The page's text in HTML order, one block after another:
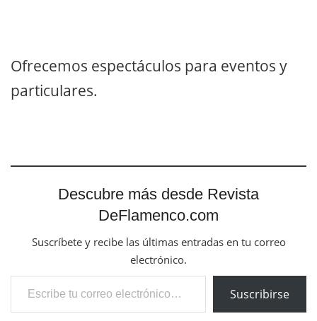
Ofrecemos espectáculos para eventos y
particulares.
Descubre más desde Revista
DeFlamenco.com
Suscríbete y recibe las últimas entradas en tu correo
electrónico.
Escribe tu correo electrónico…
Suscribirse